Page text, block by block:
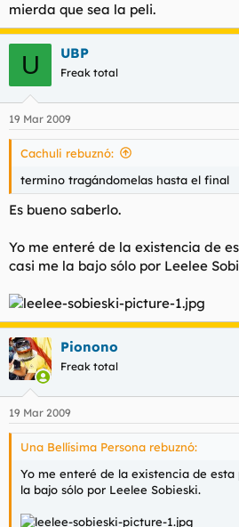
mierda que sea la peli.
U UBP
Freak total
19 Mar 2009
Cachuli rebuznó:
termino tragándomelas hasta el final
Es bueno saberlo.
Yo me enteré de la existencia de
casi me la bajo sólo por Leelee
Pionono
Freak total
19 Mar 2009
Una Bellísima Persona rebuznó:
Yo me enteré de la existencia de
la bajo sólo por Leelee Sobieski.